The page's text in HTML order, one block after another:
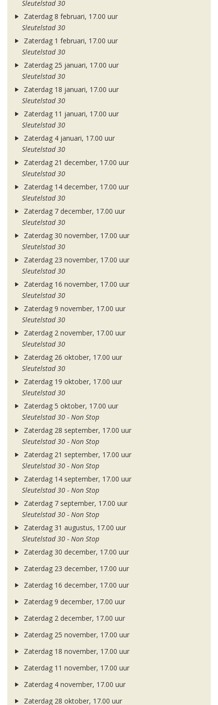
Sleutelstad 30
Zaterdag 8 februari, 17.00 uur
Sleutelstad 30
Zaterdag 1 februari, 17.00 uur
Sleutelstad 30
Zaterdag 25 januari, 17.00 uur
Sleutelstad 30
Zaterdag 18 januari, 17.00 uur
Sleutelstad 30
Zaterdag 11 januari, 17.00 uur
Sleutelstad 30
Zaterdag 4 januari, 17.00 uur
Sleutelstad 30
Zaterdag 21 december, 17.00 uur
Sleutelstad 30
Zaterdag 14 december, 17.00 uur
Sleutelstad 30
Zaterdag 7 december, 17.00 uur
Sleutelstad 30
Zaterdag 30 november, 17.00 uur
Sleutelstad 30
Zaterdag 23 november, 17.00 uur
Sleutelstad 30
Zaterdag 16 november, 17.00 uur
Sleutelstad 30
Zaterdag 9 november, 17.00 uur
Sleutelstad 30
Zaterdag 2 november, 17.00 uur
Sleutelstad 30
Zaterdag 26 oktober, 17.00 uur
Sleutelstad 30
Zaterdag 19 oktober, 17.00 uur
Sleutelstad 30
Zaterdag 5 oktober, 17.00 uur
Sleutelstad 30 - Non Stop
Zaterdag 28 september, 17.00 uur
Sleutelstad 30 - Non Stop
Zaterdag 21 september, 17.00 uur
Sleutelstad 30 - Non Stop
Zaterdag 14 september, 17.00 uur
Sleutelstad 30 - Non Stop
Zaterdag 7 september, 17.00 uur
Sleutelstad 30 - Non Stop
Zaterdag 31 augustus, 17.00 uur
Sleutelstad 30 - Non Stop
Zaterdag 30 december, 17.00 uur
Zaterdag 23 december, 17.00 uur
Zaterdag 16 december, 17.00 uur
Zaterdag 9 december, 17.00 uur
Zaterdag 2 december, 17.00 uur
Zaterdag 25 november, 17.00 uur
Zaterdag 18 november, 17.00 uur
Zaterdag 11 november, 17.00 uur
Zaterdag 4 november, 17.00 uur
Zaterdag 28 oktober, 17.00 uur